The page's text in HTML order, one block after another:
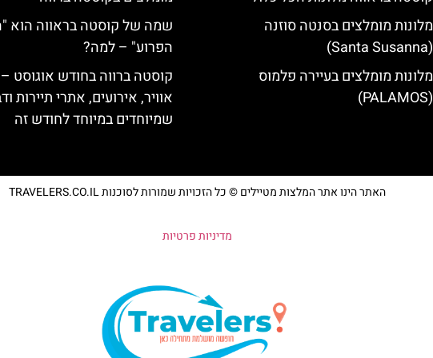
מלונות מומלצים בסנטה סוזנה
(Santa Susanna)
מלונות מומלצים בעיירה פלמוס
(PALAMOS)
שמה של קוסטה בראווה הוא
הפרוע" – למה?
קוסטה ברווה בחודש אוגוסט
אוויר, אירועים, אתרי תיירות
שמיוחדים במיוחד לחודש זה
האתר הינו אתר המלצות מטיילים © כל הזכויות שמורות לסוכנות TRAVELERS.CO.IL
מדיניות פרטיות